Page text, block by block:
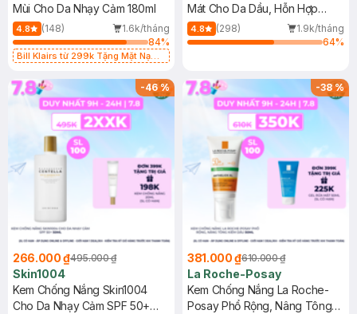
Mùi Cho Da Nhạy Cảm 180ml
4.8 (148)
1.6k/tháng
84%
Bill Klairs từ 299k Tặng Mặt Nạ
25ml (SL Có Hạn)
Mát Cho Da Dầu, Hỗn Hợp
400ml
4.8 (298)
1.9k/tháng
64%
-46%
266.000 ₫495.000 ₫
Skin1004
Kem Chống Nắng Skin1004
Cho Da Nhạy Cảm SPF 50+
-38%
381.000 ₫610.000 ₫
La Roche-Posay
Kem Chống Nắng La Roche-
Posay Phổ Rộng, Nâng Tông